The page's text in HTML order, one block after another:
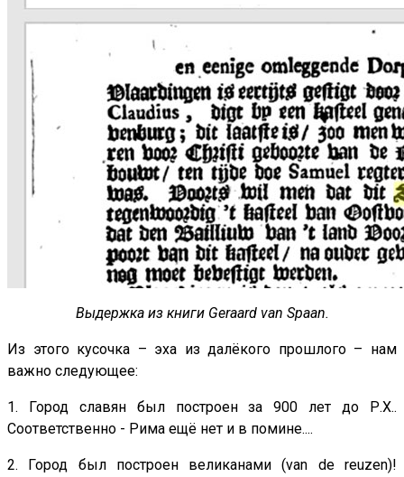
Выдержка из книги Geraard van Spaan.
Из этого кусочка – эха из далёкого прошлого – нам
важно следующее:
1. Город славян был построен за 900 лет до Р.Х..
Соответственно - Рима ещё нет и в помине....
2. Город был построен великанами (van de reuzen)!